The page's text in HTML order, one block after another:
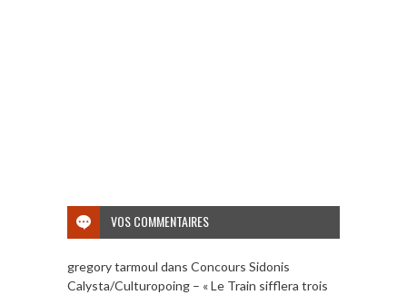
VOS COMMENTAIRES
gregory tarmoul dans Concours Sidonis
Calysta/Culturopoing – « Le Train sifflera trois